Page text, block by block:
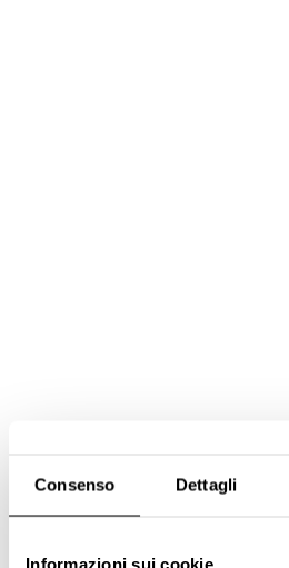
Consenso Dettagli
Informazioni sui cookie